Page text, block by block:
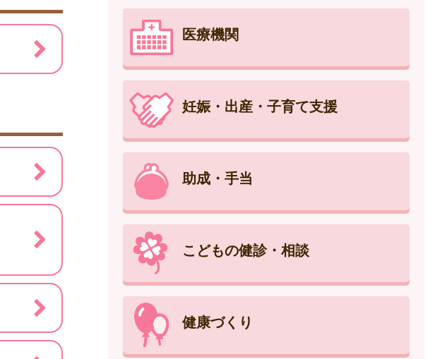
医療機関
妊娠・出産・子育て支援
助成・手当
こどもの健診・相談
健康づくり